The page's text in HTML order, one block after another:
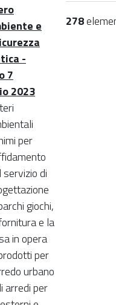
278
e
-
7
2023
per
servizio di
giochi,
e la
in opera
per
urbano
arredi per